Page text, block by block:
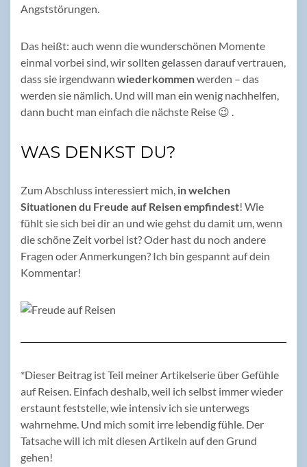
Angststörungen.
Das heißt: auch wenn die wunderschönen Momente
einmal vorbei sind, wir sollten gelassen darauf vertrauen,
dass sie irgendwann wiederkommenwerden – das
werden sie nämlich. Und will man ein wenig nachhelfen,
dann bucht man einfach die nächste Reise 😉 .
WAS DENKST DU?
Zum Abschluss interessiert mich, in welchen
Situationen du Freude auf Reisen empfindest! Wie
fühlt sie sich bei dir an und wie gehst du damit um, wenn
die schöne Zeit vorbei ist? Oder hast du noch andere
Fragen oder Anmerkungen? Ich bin gespannt auf dein
Kommentar!
*Dieser Beitrag ist Teil meiner Artikelserie über Gefühle
auf Reisen. Einfach deshalb, weil ich selbst immer wieder
erstaunt feststelle, wie intensiv ich sie unterwegs
wahrnehme. Und mich somit irre lebendig fühle. Der
Tatsache will ich mit diesen Artikeln auf den Grund
gehen!